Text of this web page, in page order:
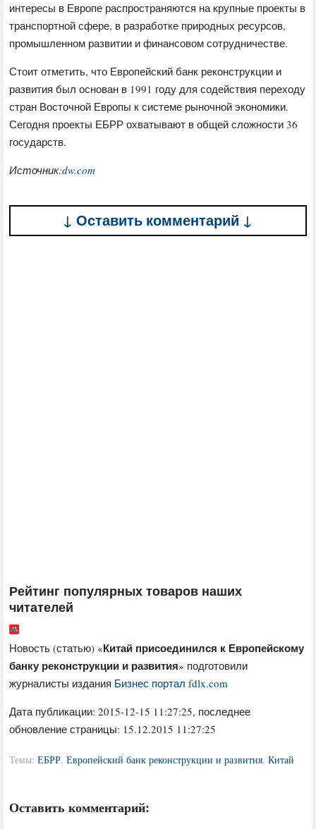
интересы в Европе распространяются на крупные проекты в
транспортной сфере, в разработке природных ресурсов,
промышленном развитии и финансовом сотрудничестве.
Стоит отметить, что Европейский банк реконструкции и
развития был основан в 1991 году для содействия переходу
стран Восточной Европы к системе рыночной экономики.
Сегодня проекты ЕБРР охватывают в общей сложности 36
государств.
Источник:dw.com
↓ Оставить комментарий ↓
Рейтинг популярных товаров наших
читателей
Новость (статью) «Китай присоединился к Европейскому
банку реконструкции и развития» подготовили
журналисты издания Бизнес портал fdlx.com
Дата публикации:2015-12-15 11:27:25, последнее
обновление страницы: 15.12.2015 11:27:25
Темы:ЕБРР,Европейский банк реконструкции и развития,Китай
Оставить комментарий: